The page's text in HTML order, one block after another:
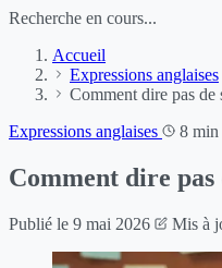
Recherche en cours...
Accueil
Expressions anglaises
Comment dire pas
Expressions anglaises
8 min
Comment dire
Publié le 9 mai 2026 Mis à